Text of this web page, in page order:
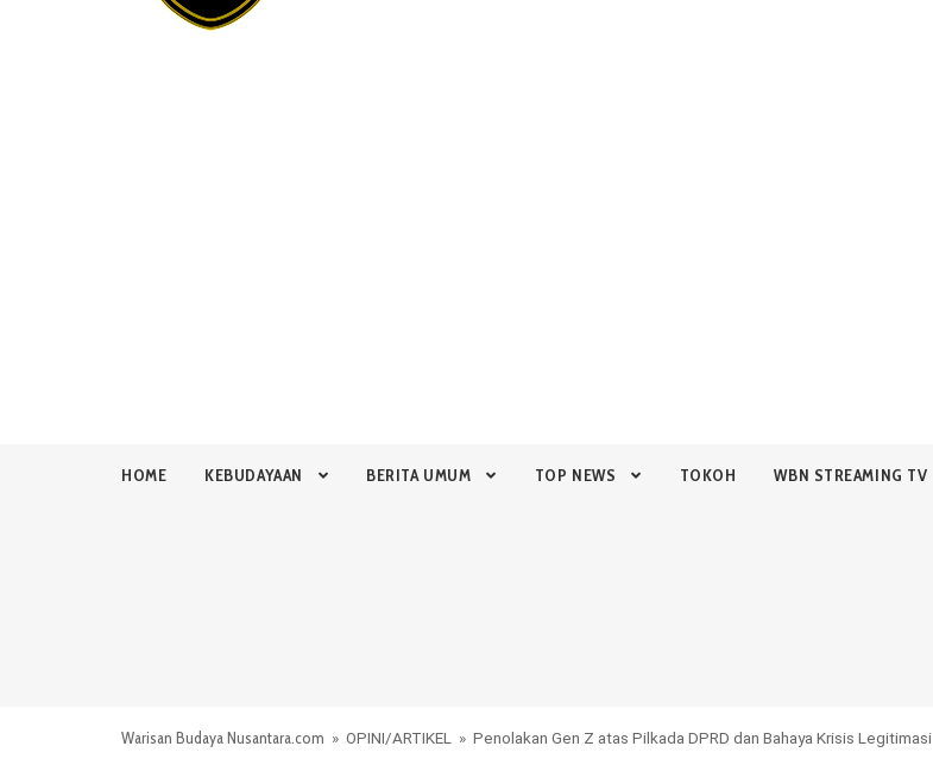
HOME KEBUDAYAAN BERITA UMUM TOP NEWS TOKOH WBN STREAMING TV
Warisan Budaya Nusantara.com » OPINI/ARTIKEL » Penolakan Gen Z atas Pilkada DPRD dan Bahaya Krisis Legitimasi